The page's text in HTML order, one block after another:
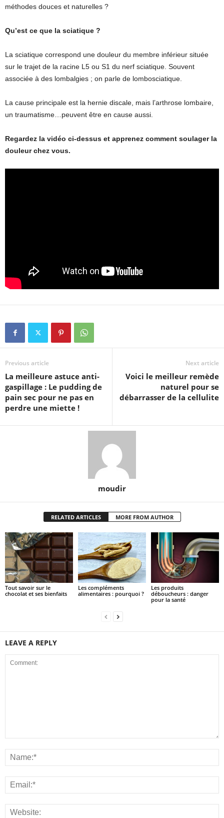
méthodes douces et naturelles ?
Qu’est ce que la sciatique ?
La sciatique correspond une douleur du membre inférieur située
sur le trajet de la racine L5 ou S1 du nerf sciatique. Souvent
associée à des lombalgies ; on parle de lombosciatique.
La cause principale est la hernie discale, mais l’arthrose lombaire,
un traumatisme…peuvent être en cause aussi.
Regardez la vidéo ci-dessus et apprenez comment soulager la
douleur chez vous.
Previous article
La meilleure astuce anti-
gaspillage : Le pudding de
pain sec pour ne pas en
perdre une miette !
Next article
Voici le meilleur remède
naturel pour se
débarrasser de la cellulite
moudir
RELATED ARTICLES MORE FROM AUTHOR
Tout savoir sur le
chocolat et ses bienfaits
Les compléments
alimentaires : pourquoi ?
Les produits
déboucheurs : danger
pour la santé
LEAVE A REPLY